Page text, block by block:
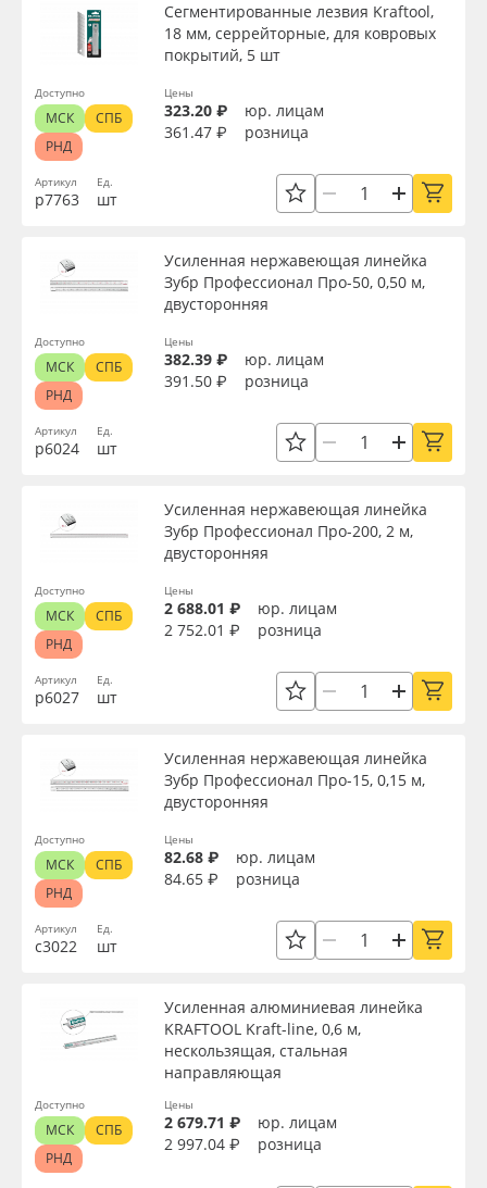
Артикул
р7763
Сегментированные лезвия Kraftool,
18 мм, серрейторные, для ковровых
покрытий, 5 шт
Ед.
шт
Цены
323.20 ₽
юр. лицам
361.47 ₽
розница
Доступно
МСК
СПБ
РНД
Артикул
р6024
Усиленная нержавеющая линейка
Зубр Профессионал Про-50, 0,50 м,
двусторонняя
Ед.
шт
Цены
382.39 ₽
юр. лицам
391.50 ₽
розница
Доступно
МСК
СПБ
РНД
Артикул
р6027
Усиленная нержавеющая линейка
Зубр Профессионал Про-200, 2 м,
двусторонняя
Ед.
шт
Цены
2 688.01 ₽
юр. лицам
2 752.01 ₽
розница
Доступно
МСК
СПБ
РНД
Артикул
с3022
Усиленная нержавеющая линейка
Зубр Профессионал Про-15, 0,15 м,
двусторонняя
Ед.
шт
Цены
82.68 ₽
юр. лицам
84.65 ₽
розница
Доступно
МСК
СПБ
РНД
Усиленная алюминиевая линейка
KRAFTOOL Kraft-line, 0,6 м,
нескользящая, стальная
направляющая
Цены
2 679.71 ₽
юр. лицам
2 997.04 ₽
розница
Доступно
МСК
СПБ
РНД